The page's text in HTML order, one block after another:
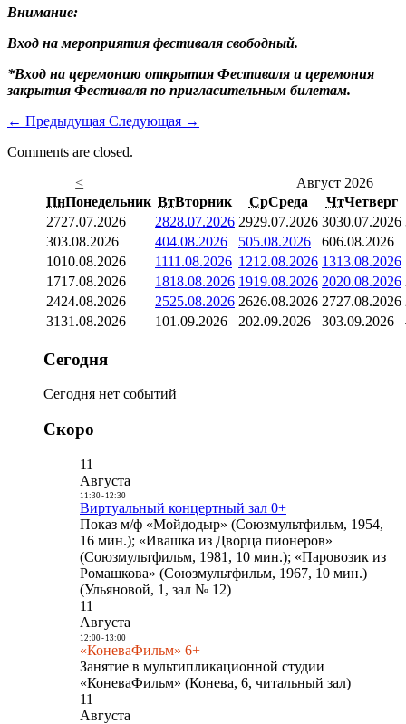
Внимание:
Вход на мероприятия фестиваля свободный.
*Вход на церемонию открытия Фестиваля и церемония
закрытия Фестиваля по пригласительным билетам.
← Предыдущая Следующая →
Comments are closed.
<
Август 2026
ПнПонедельник ВтВторник СрСреда ЧтЧетверг
2727.07.2026 2828.07.2026 2929.07.2026 3030.07.2026
303.08.2026 404.08.2026 505.08.2026 606.08.2026
1010.08.2026 1111.08.2026 1212.08.2026 1313.08.2026
1717.08.2026 1818.08.2026 1919.08.2026 2020.08.2026
2424.08.2026 2525.08.2026 2626.08.2026 2727.08.2026
3131.08.2026 101.09.2026 202.09.2026 303.09.2026
Сегодня
Сегодня нет событий
Скоро
11
Августа
11:30- 12:30
Виртуальный концертный зал 0+
Показ м/ф «Мойдодыр» (Союзмультфильм, 1954,
16 мин.); «Ивашка из Дворца пионеров»
(Союзмультфильм, 1981, 10 мин.); «Паровозик из
Ромашкова» (Союзмультфильм, 1967, 10 мин.)
(Ульяновой, 1, зал № 12)
11
Августа
12:00- 13:00
«КоневаФильм» 6+
Занятие в мультипликационной студии
«КоневаФильм» (Конева, 6, читальный зал)
11
Августа